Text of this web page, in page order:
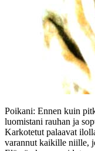
Poikani: Ennen kuin
luomistani rauhan ja
Karkotetut palaavat
varannut kaikille niille,